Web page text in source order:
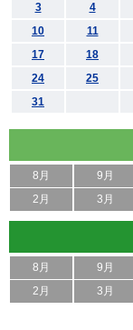
3
4
10
11
17
18
24
25
31
8月 9月
2月
3月
8月 9月
2月
3月